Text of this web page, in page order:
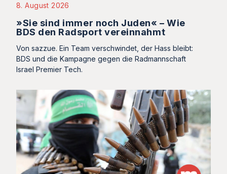
8. August 2026
»Sie sind immer noch Juden« – Wie
BDS den Radsport vereinnahmt
Von sazzue. Ein Team verschwindet, der Hass bleibt:
BDS und die Kampagne gegen die Radmannschaft
Israel Premier Tech.